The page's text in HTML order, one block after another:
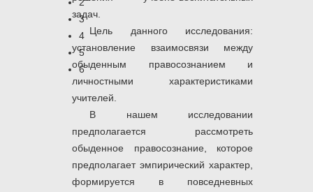
3
4
5
6
задач.
Цель данного исследования:
установление взаимосвязи между
обыденным правосознанием и
личностными характеристиками
учителей.
В нашем исследовании
предполагается рассмотреть
обыденное правосознание, которое
предполагает эмпирический характер,
формируется в повседневных